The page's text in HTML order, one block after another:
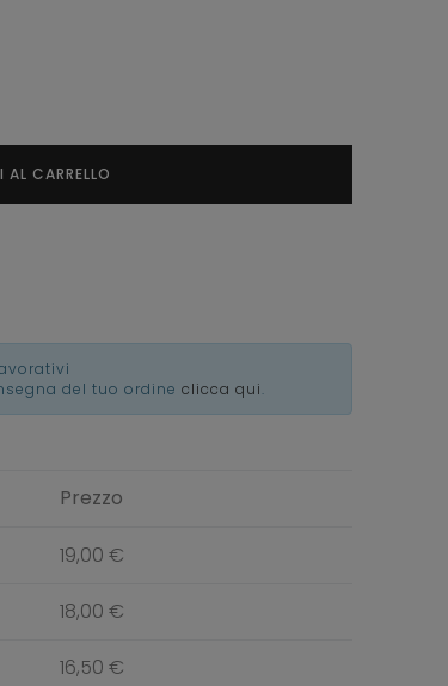
CARRELLO
del tuo ordine clicca qui.
Prezzo
19,00 €
18,00 €
16,50 €